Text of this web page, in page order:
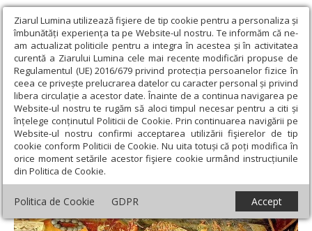
Ziarul Lumina utilizează fişiere de tip cookie pentru a personaliza și
îmbunătăți experiența ta pe Website-ul nostru. Te informăm că ne-
am actualizat politicile pentru a integra în acestea și în activitatea
curentă a Ziarului Lumina cele mai recente modificări propuse de
Regulamentul (UE) 2016/679 privind protecția persoanelor fizice în
ceea ce privește prelucrarea datelor cu caracter personal și privind
libera circulație a acestor date. Înainte de a continua navigarea pe
Website-ul nostru te rugăm să aloci timpul necesar pentru a citi și
înțelege conținutul Politicii de Cookie. Prin continuarea navigării pe
Website-ul nostru confirmi acceptarea utilizării fişierelor de tip
cookie conform Politicii de Cookie. Nu uita totuși că poți modifica în
orice moment setările acestor fişiere cookie urmând instrucțiunile
din Politica de Cookie.
Politica de Cookie GDPR Accept
Ziarul Lumina › Teologie și spiritualitate › Theologica › Iadul -
imposibilitatea de a iubi
Iadul - imposibilitatea de a iubi